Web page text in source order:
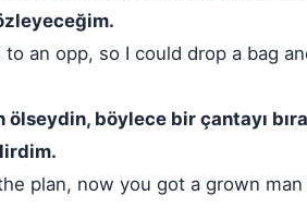
an opp, so I could drop a bag
ölseydin, böylece bir çantayı
plan, now you got a grown